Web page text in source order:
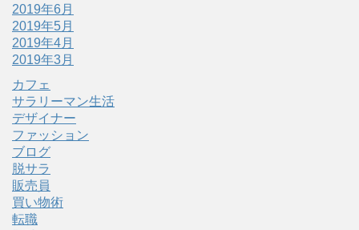
2019年6月
2019年5月
2019年4月
2019年3月
カフェ
サラリーマン生活
デザイナー
ファッション
ブログ
脱サラ
販売員
買い物術
転職